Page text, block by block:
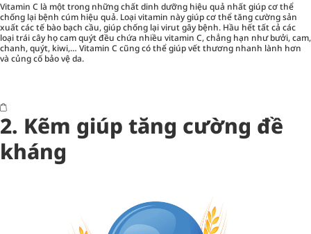
Vitamin C là một trong những chất dinh dưỡng hiệu quả nhất giúp cơ thể
chống lại bệnh cúm hiệu quả. Loại vitamin này giúp cơ thể tăng cường sản
xuất các tế bào bạch cầu, giúp chống lại virut gây bệnh. Hầu hết tất cả các
loại trái cây họ cam quýt đều chứa nhiều vitamin C, chẳng hạn như bưởi, cam,
chanh, quýt, kiwi,… Vitamin C cũng có thể giúp vết thương nhanh lành hơn
và củng cố bảo vệ da.
2. Kẽm giúp tăng cường đề
kháng